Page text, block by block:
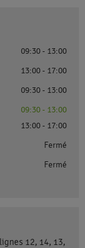
09:30 - 13:00
13:00 - 17:00
09:30 - 13:00
09:30 - 13:00
13:00 - 17:00
Fermé
Fermé
12, 14, 13,